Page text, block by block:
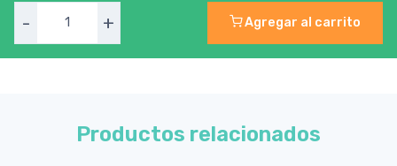
- + Agregar al carrito
Productos relacionados